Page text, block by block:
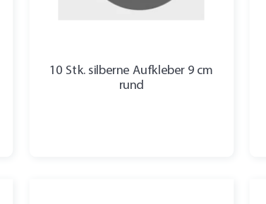
10 Stk. silberne Aufkleber 9 cm
rund